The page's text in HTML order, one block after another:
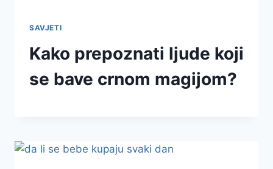
SAVJETI
Kako prepoznati ljude koji
se bave crnom magijom?